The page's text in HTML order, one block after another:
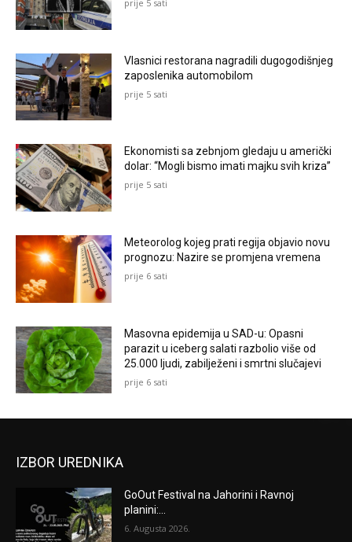
prije 5 sati
Vlasnici restorana nagradili dugogodišnjeg
zaposlenika automobilom
prije 5 sati
Ekonomisti sa zebnjom gledaju u američki
dolar: “Mogli bismo imati majku svih kriza”
prije 5 sati
Meteorolog kojeg prati regija objavio novu
prognozu: Nazire se promjena vremena
prije 6 sati
Masovna epidemija u SAD-u: Opasni
parazit u iceberg salati razbolio više od
25.000 ljudi, zabilježeni i smrtni slučajevi
prije 6 sati
IZBOR UREDNIKA
GoOut Festival na Jahorini i Ravnoj
planini:...
6. Augusta 2026.